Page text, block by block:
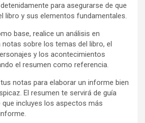
para asegurarse de que
libro y sus elementos fundamentales.
base, realice un análisis en
sobre los temas del libro, el
y los acontecimientos
el resumen como referencia.
notas para elaborar un informe bien
El resumen te servirá de guía
que incluyes los aspectos más